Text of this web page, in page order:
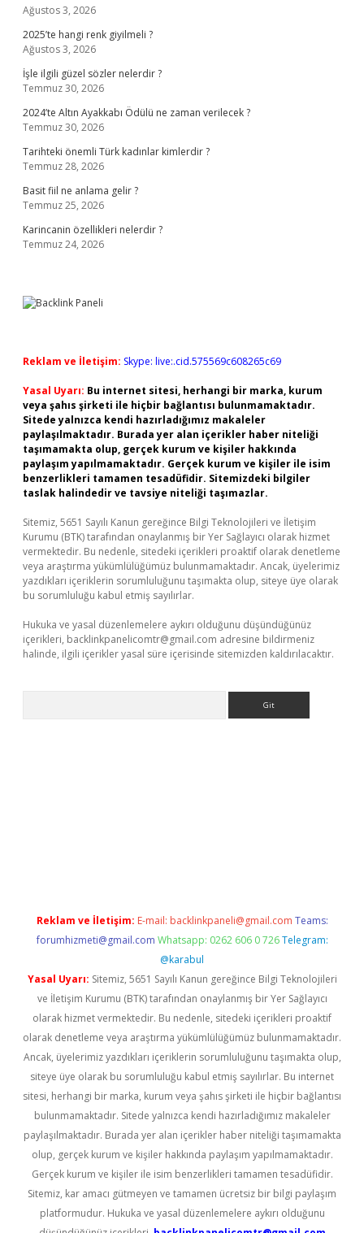
Ağustos 3, 2026
2025’te hangi renk giyilmeli ?
Ağustos 3, 2026
İşle ilgili güzel sözler nelerdir ?
Temmuz 30, 2026
2024’te Altın Ayakkabı Ödülü ne zaman verilecek ?
Temmuz 30, 2026
Tarihteki önemli Türk kadınlar kimlerdir ?
Temmuz 28, 2026
Basit fiil ne anlama gelir ?
Temmuz 25, 2026
Karincanin özellikleri nelerdir ?
Temmuz 24, 2026
Reklam ve İletişim: Skype: live:.cid.575569c608265c69
Yasal Uyarı: Bu internet sitesi, herhangi bir marka, kurum
veya şahıs şirketi ile hiçbir bağlantısı bulunmamaktadır.
Sitede yalnızca kendi hazırladığımız makaleler
paylaşılmaktadır. Burada yer alan içerikler haber niteliği
taşımamakta olup, gerçek kurum ve kişiler hakkında
paylaşım yapılmamaktadır. Gerçek kurum ve kişiler ile isim
benzerlikleri tamamen tesadüfidir. Sitemizdeki bilgiler
taslak halindedir ve tavsiye niteliği taşımazlar.
Sitemiz, 5651 Sayılı Kanun gereğince Bilgi Teknolojileri ve İletişim
Kurumu (BTK) tarafından onaylanmış bir Yer Sağlayıcı olarak hizmet
vermektedir. Bu nedenle, sitedeki içerikleri proaktif olarak denetleme
veya araştırma yükümlülüğümüz bulunmamaktadır. Ancak, üyelerimiz
yazdıkları içeriklerin sorumluluğunu taşımakta olup, siteye üye olarak
bu sorumluluğu kabul etmiş sayılırlar.
Hukuka ve yasal düzenlemelere aykırı olduğunu düşündüğünüz
içerikleri, backlinkpanelicomtr@gmail.com adresine bildirmeniz
halinde, ilgili içerikler yasal süre içerisinde sitemizden kaldırılacaktır.
Reklam ve İletişim: E-mail: backlinkpaneli@gmail.com Teams:
forumhizmeti@gmail.com Whatsapp: 0262 606 0 726 Telegram:
@karabul
Yasal Uyarı: Sitemiz, 5651 Sayılı Kanun gereğince Bilgi Teknolojileri
ve İletişim Kurumu (BTK) tarafından onaylanmış bir Yer Sağlayıcı
olarak hizmet vermektedir. Bu nedenle, sitedeki içerikleri proaktif
olarak denetleme veya araştırma yükümlülüğümüz bulunmamaktadır.
Ancak, üyelerimiz yazdıkları içeriklerin sorumluluğunu taşımakta olup,
siteye üye olarak bu sorumluluğu kabul etmiş sayılırlar. Bu internet
sitesi, herhangi bir marka, kurum veya şahıs şirketi ile hiçbir bağlantısı
bulunmamaktadır. Sitede yalnızca kendi hazırladığımız makaleler
paylaşılmaktadır. Burada yer alan içerikler haber niteliği taşımamakta
olup, gerçek kurum ve kişiler hakkında paylaşım yapılmamaktadır.
Gerçek kurum ve kişiler ile isim benzerlikleri tamamen tesadüfidir.
Sitemiz, kar amacı gütmeyen ve tamamen ücretsiz bir bilgi paylaşım
platformudur. Hukuka ve yasal düzenlemelere aykırı olduğunu